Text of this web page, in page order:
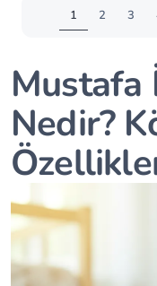
1 2 3
Mustafa
Nedir?